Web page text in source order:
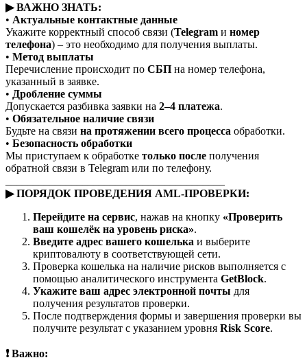
▶ ВАЖНО ЗНАТЬ:
• Актуальные контактные данные
Укажите корректный способ связи (Telegram и номер
телефона) – это необходимо для получения выплаты.
• Метод выплаты
Перечисление происходит по СБП на номер телефона,
указанный в заявке.
• Дробление суммы
Допускается разбивка заявки на 2–4 платежа.
• Обязательное наличие связи
Будьте на связи на протяжении всего процесса обработки.
• Безопасность обработки
Мы приступаем к обработке только после получения
обратной связи в Telegram или по телефону.
▶ ПОРЯДОК ПРОВЕДЕНИЯ AML-ПРОВЕРКИ:
Перейдите на сервис, нажав на кнопку «Проверить
ваш кошелёк на уровень риска».
Введите адрес вашего кошелька и выберите
криптовалюту в соответствующей сети.
Проверка кошелька на наличие рисков выполняется с
помощью аналитического инструмента GetBlock.
Укажите ваш адрес электронной почты для
получения результатов проверки.
После подтверждения формы и завершения проверки вы
получите результат с указанием уровня Risk Score.
❗ Важно: